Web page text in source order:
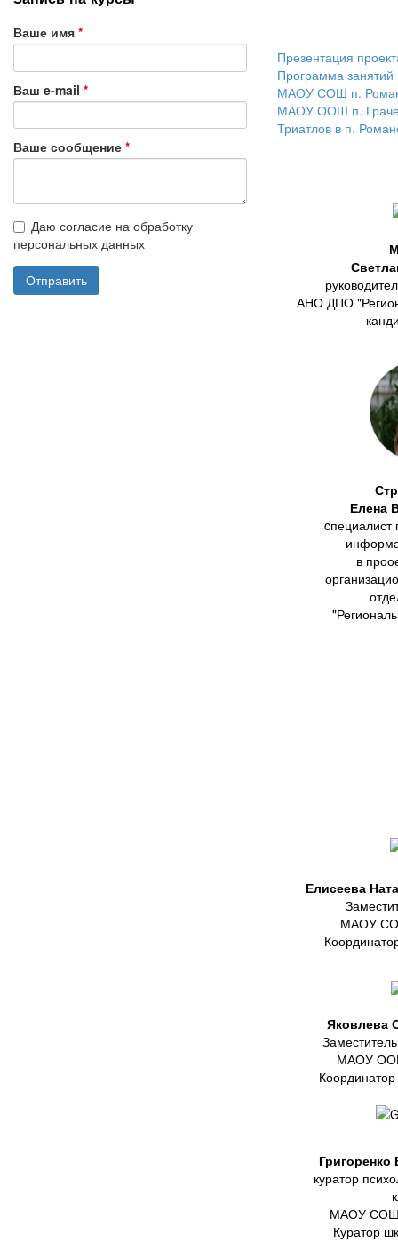
Презентация
Программа занятий
МАОУ СОШ п.
МАОУ ООШ п.
Триатлов в п.
АНО ДПО
Елена
cпециалист
в
Елисеева
МАОУ
Яковлева
МАОУ
Григоренко
куратор
МАОУ СОШ
Куратор
Ваше имя *
Ваш e-mail *
Ваше сообщение *
Даю согласие на обработку
персональных данных
Отправить